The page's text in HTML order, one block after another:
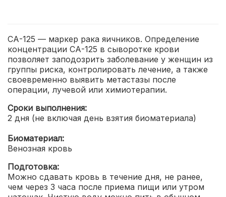
СА-125 — маркер рака яичников. Определение
концентрации СА-125 в сыворотке крови
позволяет заподозрить заболевание у женщин из
группы риска, контролировать лечение, а также
своевременно выявить метастазы после
операции, лучевой или химиотерапии.
Сроки выполнения:
2 дня (не включая день взятия биоматериала)
Биоматериал:
Венозная кровь
Подготовка:
Можно сдавать кровь в течение дня, не ранее,
чем через 3 часа после приема пищи или утром